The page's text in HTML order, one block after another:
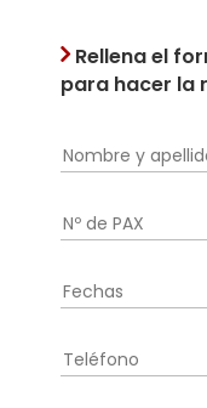
Rellena el
para hacer la